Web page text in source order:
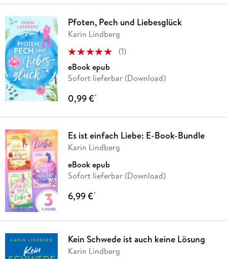
Pfoten, Pech und Liebesglück
Karin Lindberg
(1)
eBook epub
Sofort lieferbar (Download)
0,99 €*
Es ist einfach Liebe: E-Book-Bundle
Karin Lindberg
eBook epub
Sofort lieferbar (Download)
6,99 €*
Kein Schwede ist auch keine Lösung
Karin Lindberg